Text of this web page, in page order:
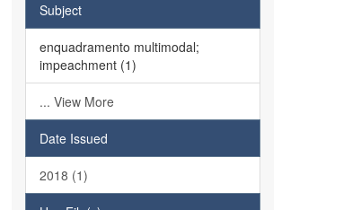
Subject
enquadramento multimodal;
impeachment (1)
... View More
Date Issued
2018 (1)